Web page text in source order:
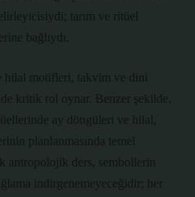
tarım ve ritüel
bağlıydı.
motifleri, takvim ve dini
kritik rol oynar. Benzer şekilde,
ay döngüleri ve hilal,
planlanmasında temel
antropolojik ders, sembollerin
indirgenemeyeceğidir; her